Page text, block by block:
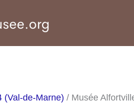
(Val-de-Marne) / Musée